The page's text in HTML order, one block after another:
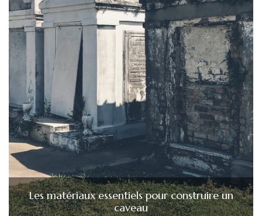
Les matériaux essentiels pour construire un
caveau